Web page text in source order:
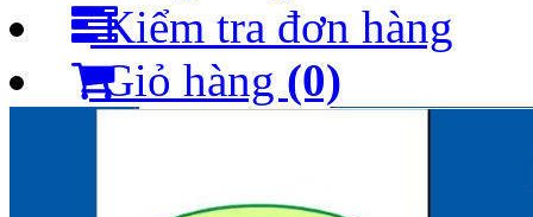
Kiểm tra đơn hàng
Giỏ hàng (0)